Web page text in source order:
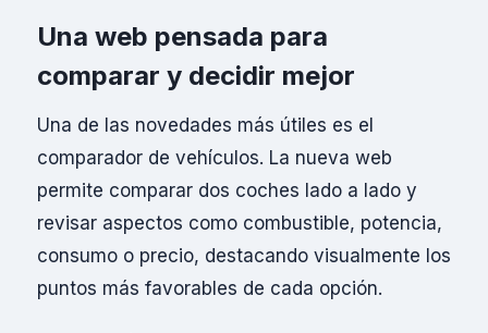
Una web pensada para
comparar y decidir mejor
Una de las novedades más útiles es el
comparador de vehículos. La nueva web
permite comparar dos coches lado a lado y
revisar aspectos como combustible, potencia,
consumo o precio, destacando visualmente los
puntos más favorables de cada opción.